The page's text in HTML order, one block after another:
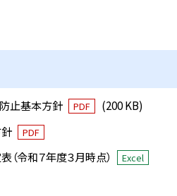
止基本方針 PDF
(200 KB)
PDF
令和７年度３月時点） Excel